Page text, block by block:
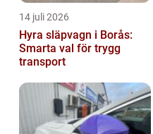
14 juli 2026
Hyra släpvagn i Borås:
Smarta val för trygg
transport